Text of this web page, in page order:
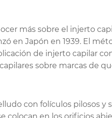
más sobre el injerto
en Japón en 1939. El
de injerto capilar
sobre marcas de
con folículos pilosos y
colocan en los orificios